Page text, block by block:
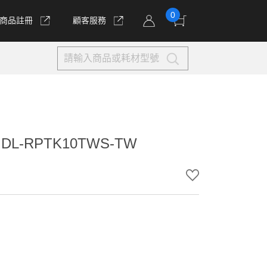
商品註冊 顧客服務
0
RPTK10TWS-TW